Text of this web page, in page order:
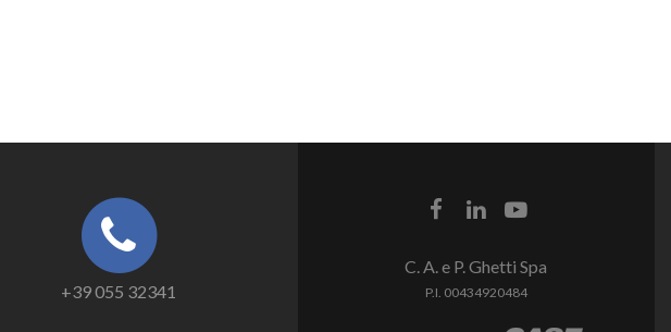
+39 055 32341
C. A. e P. Ghetti Spa
P.I. 00434920484